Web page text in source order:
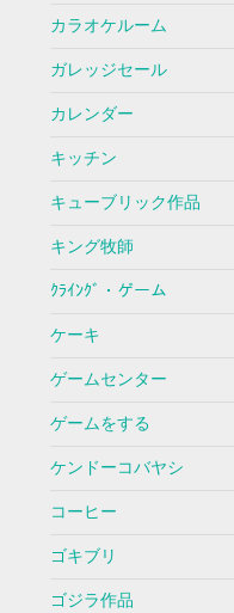
カラオケルーム
ガレッジセール
カレンダー
キッチン
キューブリック作品
キング牧師
ｸﾗｲﾝｸﾞ・ゲーム
ケーキ
ゲームセンター
ゲームをする
ケンドーコバヤシ
コーヒー
ゴキブリ
ゴジラ作品